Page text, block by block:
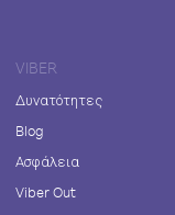
VIBER
Δυνατότητες
Blog
Ασφάλεια
Viber Out